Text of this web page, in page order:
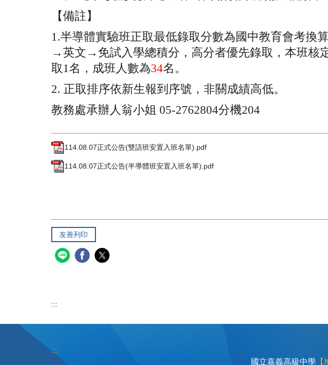
【備註】
1.半導體實驗班正取最低錄取分數為國中教育會考換
→英文→免試入學總積分，高分者優先錄取，本班核
取1名，成班人數為34名。
2. 正取排序依新生報到序號，非關成績高低。
教務處承辦人翁小姐 05-2762804分機204
114.08.07正式公告(雙語班安置入班名單).pdf
114.08.07正式公告(半導體班安置入班名單).pdf
友善列印
:::
:::
國立嘉義高級中學